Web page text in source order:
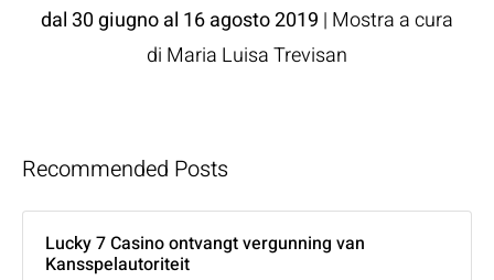
dal 30 giugno al 16 agosto 2019 | Mostra a cura
di Maria Luisa Trevisan
Recommended Posts
Lucky 7 Casino ontvangt vergunning van
Kansspelautoriteit